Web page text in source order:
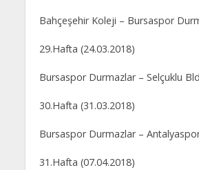
Bahçeşehir Koleji – Bursaspor
29.Hafta (24.03.2018)
Bursaspor Durmazlar – Selçuklu Bld
30.Hafta (31.03.2018)
Bursaspor Durmazlar –
31.Hafta (07.04.2018)